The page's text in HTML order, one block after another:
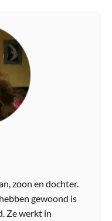
zoon en dochter.
gewoond is
Ze werkt in